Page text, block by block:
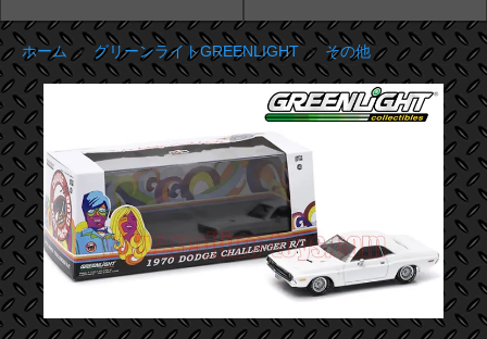
ホーム>グリーンライトGREENLIGHT> その他